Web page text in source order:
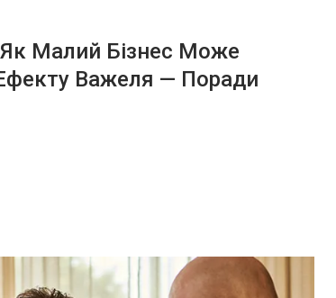
Малий Бізнес Може
Важеля — Поради